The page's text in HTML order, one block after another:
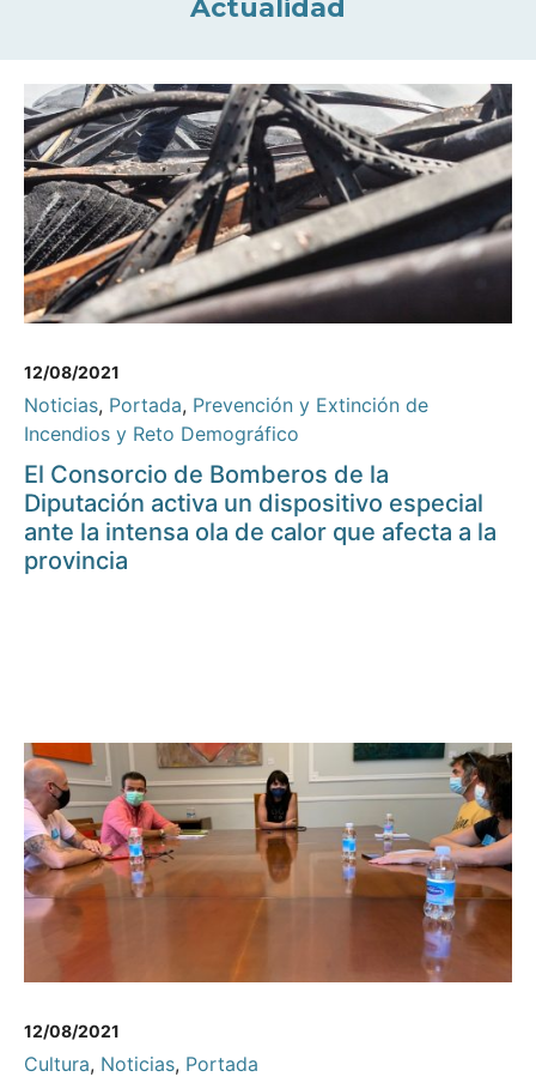
Actualidad
12/08/2021
Noticias, Portada, Prevención y Extinción de
Incendios y Reto Demográfico
El Consorcio de Bomberos de la
Diputación activa un dispositivo especial
ante la intensa ola de calor que afecta a la
provincia
12/08/2021
Cultura, Noticias, Portada